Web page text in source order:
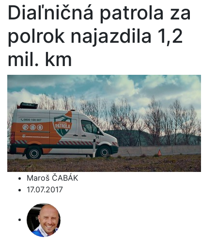
Diaľničná patrola za
polrok najazdila 1,2
mil. km
Maroš ČABÁK
17.07.2017